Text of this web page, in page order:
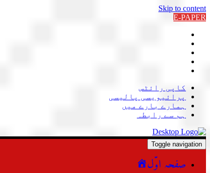
Skip to content
E-PAPER
کاپی رائٹس
پرائیویسی پالیسی
ہمارے بارے میں
ہم سے رابطہ
Toggle navigation
صفحہ اوّل